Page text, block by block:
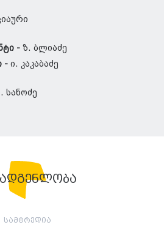
- ზ. ბლიაძე
- ი. კაკაბაძე
სანოძე
სამტრედია